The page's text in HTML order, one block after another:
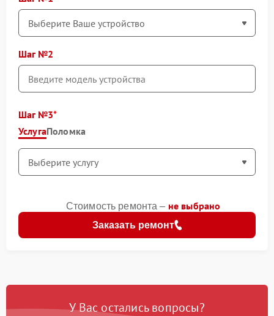
Шаг №2
Шаг №3
УслугаПоломка
Заказать ремонт
Стоимость ремонта – не выбрано
У Вас остались вопросы?